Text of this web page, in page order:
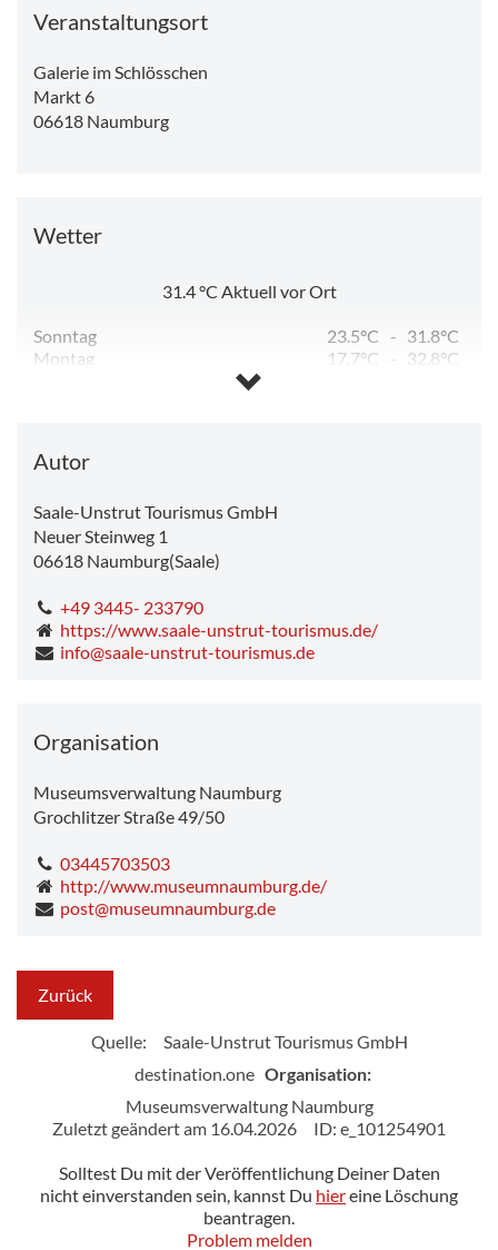
Veranstaltungsort
Galerie im Schlösschen
Markt 6
06618 Naumburg
Wetter
31.4°C Aktuell vor Ort
Sonntag 23.5°C - 31.8°C
Montag
17.7°C -
32.8°C
Autor
Saale-Unstrut Tourismus GmbH
Neuer Steinweg 1
06618 Naumburg(Saale)
+49 3445- 233790
https://www.saale-unstrut-tourismus.de/
info@saale-unstrut-tourismus.de
Organisation
Museumsverwaltung Naumburg
Grochlitzer Straße 49/50
03445703503
http://www.museumnaumburg.de/
post@museumnaumburg.de
Zurück
Quelle:
Saale-Unstrut Tourismus GmbH
destination.one Organisation:
Museumsverwaltung Naumburg
Zuletzt geändert am 16.04.2026
ID: e_101254901
Solltest Du mit der Veröffentlichung Deiner Daten
nicht einverstanden sein, kannst Du hiereine Löschung
beantragen.
Problem melden